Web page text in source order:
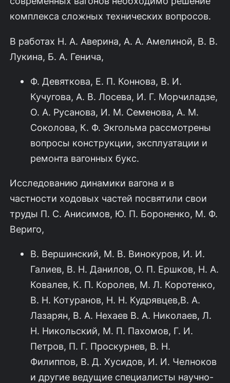
комплекса сложных технических вопросов.
В работах Н. А. Аверина, А. А. Амелиной, В. В.
Лукина, Б. А. Генича,
Ф. Девяткова, Е. П. Коннова, В. И.
Кучугова, А. В. Лосева, И. Г. Морчиладзе,
О. А. Русанова, И. М. Семенова, А. М.
Соколова, К. Ф. Экгольма рассмотрены
вопросы конструкции, эксплуатации и
ремонта вагонных букс.
Исследованию динамики вагона и в
частности ходовых частей посвятили свои
труды П. С. Анисимов, Ю. П. Бороненко, М. Ф.
Вериго,
В. Вершинский, М. В. Винокуров, И. И.
Галиев, В. Н. Данилов, О. П. Ершков, Н. А.
Ковалев, К. П. Королев, М. Л. Коротенко,
В. Н. Котуранов, Н. Н. Кудрявцев,В. А.
Лазарян, В. А. Нехаев В. А. Николаев, Л.
Н. Никольский, М. П. Пахомов, Г. И.
Петров, П. Г. Проскурнев, В. Н.
Филиппов, В. Д. Хусидов, И. И. Челноков
и другие ведущие специалисты научно-